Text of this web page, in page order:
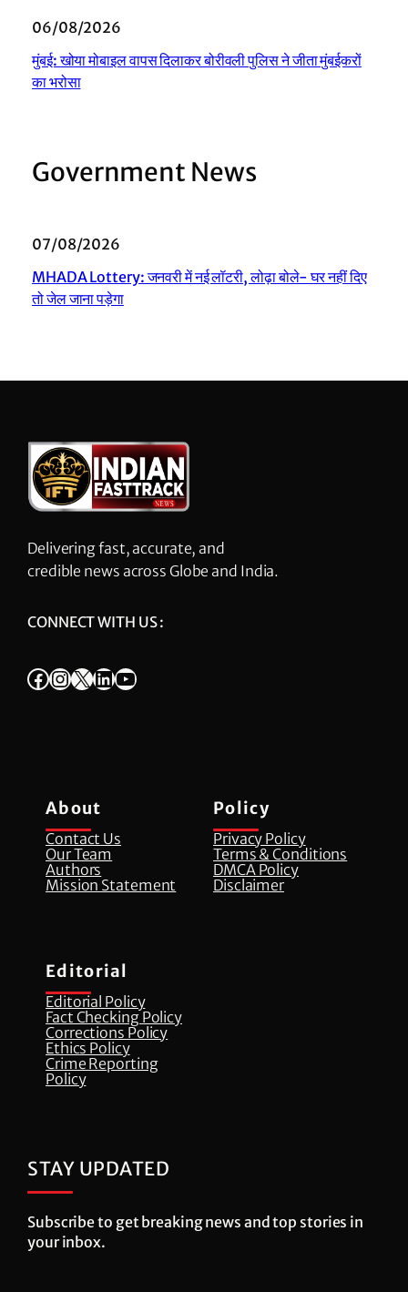
06/08/2026
मुंबई: खोया मोबाइल वापस दिलाकर बोरीवली पुलिस ने जीता मुंबईकरों
का भरोसा
Government News
07/08/2026
MHADA Lottery: जनवरी में नई लॉटरी, लोढ़ा बोले- घर नहीं दिए
तो जेल जाना पड़ेगा
Delivering fast, accurate, and
credible news across Globe and India.
CONNECT WITH US :
Facebook InstagramX LinkedIn YouTube
About
Contact Us
Our Team
Authors
Mission Statement
Policy
Privacy Policy
Terms & Conditions
DMCA Policy
Disclaimer
Editorial
Editorial Policy
Fact Checking Policy
Corrections Policy
⁠Ethics Policy
Crime Reporting
Policy
STAY UPDATED
Subscribe to get breaking news and top stories in
your inbox.